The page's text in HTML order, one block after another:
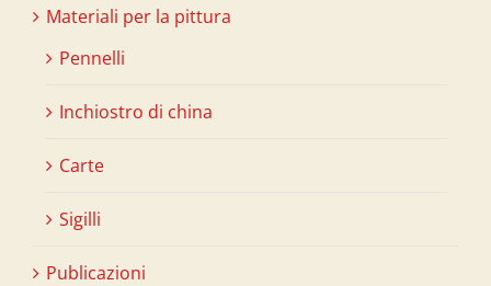
Materiali per la pittura
Pennelli
Inchiostro di china
Carte
Sigilli
Publicazioni